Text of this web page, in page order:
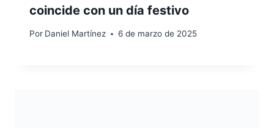
coincide con un día festivo
Por Daniel Martínez 6 de marzo de 2025